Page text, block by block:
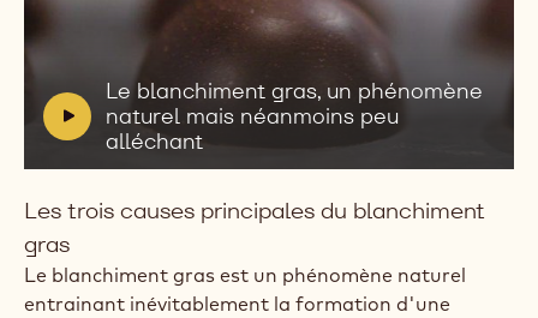
V
i
d
e
:
Le blanchiment gras, un phénomène
naturel mais néanmoins peu
alléchant
Lire
Le
blanchiment
un
naturel
mais
néanmoins
peu
alléchant
Les trois causes principales du blanchiment
gras
Le blanchiment gras est un phénomène naturel
entrainant inévitablement la formation d'une